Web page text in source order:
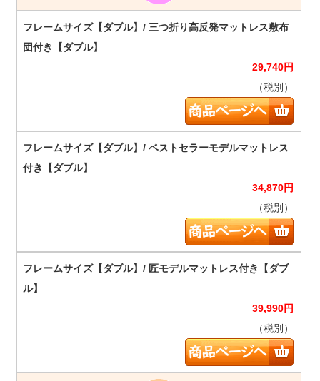
29,740円
（税別）
34,870円
（税別）
39,990円
（税別）